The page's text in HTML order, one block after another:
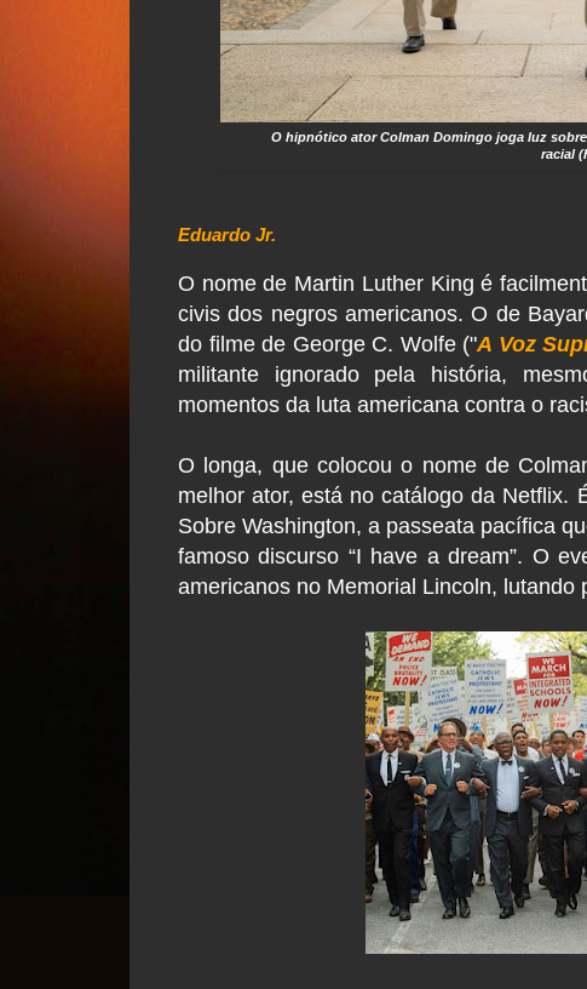
O hipnótico ator Colman Domingo joga luz
racial
Eduardo Jr.
O nome de Martin Luther King é
civis dos negros americanos. O de
do filme de George C. Wolfe ("A Voz
militante ignorado pela história,
momentos da luta americana contra o
O longa, que colocou o nome de
melhor ator, está no catálogo da Netflix.
Sobre Washington, a passeata pacífica
famoso discurso “I have a dream”. O
americanos no Memorial Lincoln, lutando